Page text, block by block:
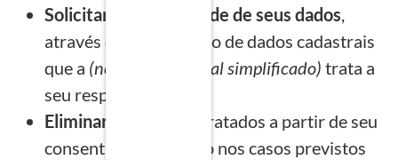
Solicitar a portabilidade de seus dados,
através de um relatório de dados cadastrais
que a (nome empresarial simplificado) trata a
seu respeito.
Eliminar seus dados
tratados a partir de seu
consentimento, exceto nos casos previstos